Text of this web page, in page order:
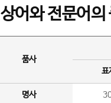
어와 전문어의
품사
표
명사